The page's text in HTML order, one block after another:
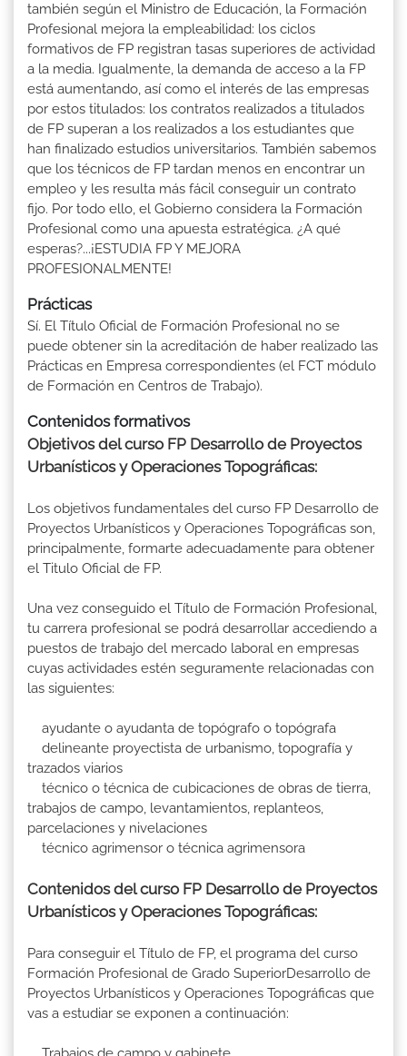
también según el Ministro de Educación, la Formación
Profesional mejora la empleabilidad: los ciclos
formativos de FP registran tasas superiores de actividad
a la media. Igualmente, la demanda de acceso a la FP
está aumentando, así como el interés de las empresas
por estos titulados: los contratos realizados a titulados
de FP superan a los realizados a los estudiantes que
han finalizado estudios universitarios. También sabemos
que los técnicos de FP tardan menos en encontrar un
empleo y les resulta más fácil conseguir un contrato
fijo. Por todo ello, el Gobierno considera la Formación
Profesional como una apuesta estratégica. ¿A qué
esperas?...¡ESTUDIA FP Y MEJORA
PROFESIONALMENTE!
Prácticas
Sí. El Título Oficial de Formación Profesional no se
puede obtener sin la acreditación de haber realizado las
Prácticas en Empresa correspondientes (el FCT módulo
de Formación en Centros de Trabajo).
Contenidos formativos
Objetivos del curso FP Desarrollo de Proyectos
Urbanísticos y Operaciones Topográficas:
Los objetivos fundamentales del curso FP Desarrollo de
Proyectos Urbanísticos y Operaciones Topográficas son,
principalmente, formarte adecuadamente para obtener
el Titulo Oficial de FP.
Una vez conseguido el Título de Formación Profesional,
tu carrera profesional se podrá desarrollar accediendo a
puestos de trabajo del mercado laboral en empresas
cuyas actividades estén seguramente relacionadas con
las siguientes:
ayudante o ayudanta de topógrafo o topógrafa
delineante proyectista de urbanismo, topografía y
trazados viarios
técnico o técnica de cubicaciones de obras de tierra,
trabajos de campo, levantamientos, replanteos,
parcelaciones y nivelaciones
técnico agrimensor o técnica agrimensora
Contenidos del curso FP Desarrollo de Proyectos
Urbanísticos y Operaciones Topográficas:
Para conseguir el Título de FP, el programa del curso
Formación Profesional de Grado SuperiorDesarrollo de
Proyectos Urbanísticos y Operaciones Topográficas que
vas a estudiar se exponen a continuación: